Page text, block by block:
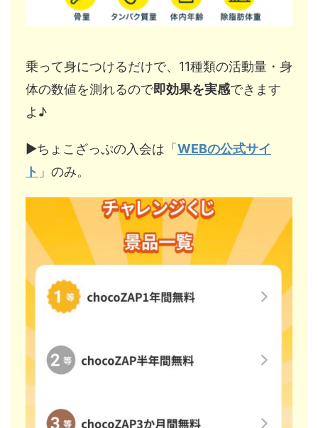
乗って身につけるだけで、11種類の活動量・身
体の数値を測れるので即効果を実感できます
よ♪
▶︎ちょこざっぷの入会は「 WEBの公式サイ
ト 」のみ。